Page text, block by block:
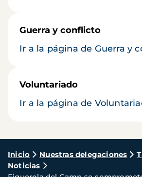
Guerra y conflicto
Ir a la página de Guerra y
Voluntariado
Ir a la página de
Ruta
de
Inicio Nuestras delegaciones
Noticias